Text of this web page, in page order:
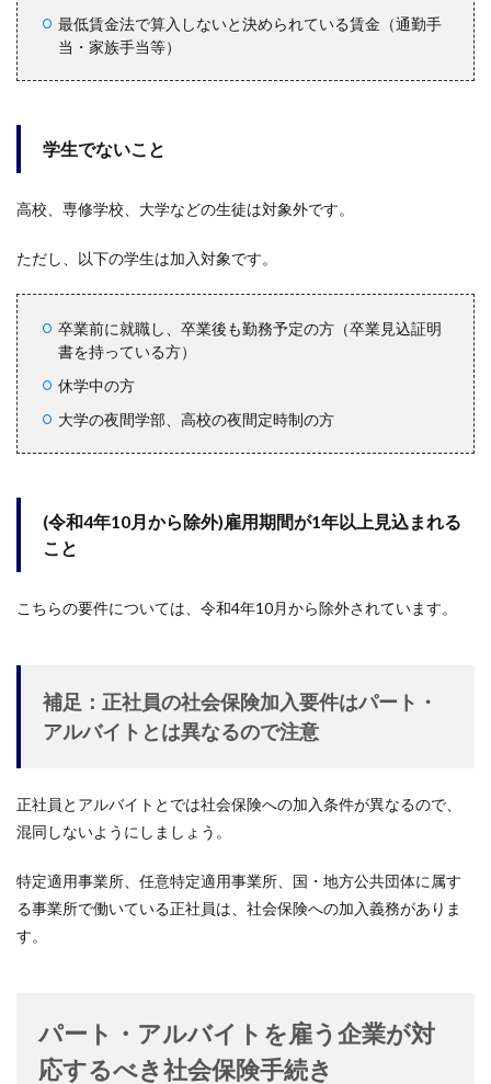
最低賃金法で算入しないと決められている賃金（通勤手
当・家族手当等）
学生でないこと
高校、専修学校、大学などの生徒は対象外です。
ただし、以下の学生は加入対象です。
卒業前に就職し、卒業後も勤務予定の方（卒業見込証明
書を持っている方）
休学中の方
大学の夜間学部、高校の夜間定時制の方
(令和4年10月から除外)雇用期間が1年以上見込まれる
こと
こちらの要件については、令和4年10月から除外されています。
補足：正社員の社会保険加入要件はパート・
アルバイトとは異なるので注意
正社員とアルバイトとでは社会保険への加入条件が異なるので、
混同しないようにしましょう。
特定適用事業所、任意特定適用事業所、国・地方公共団体に属す
る事業所で働いている正社員は、社会保険への加入義務がありま
す。
パート・アルバイトを雇う企業が対
応するべき社会保険手続き